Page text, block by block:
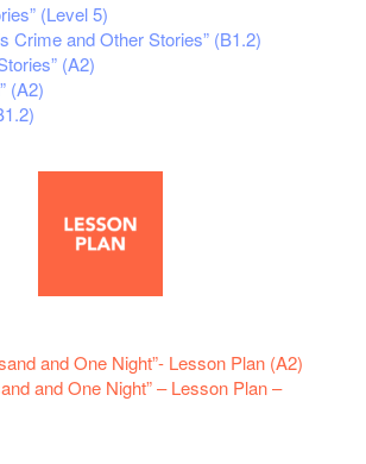
(Level 5)
Crime and Other Stories” (B1.2)
(A2)
(A2)
and One Night”- Lesson Plan (A2)
and One Night” – Lesson Plan –